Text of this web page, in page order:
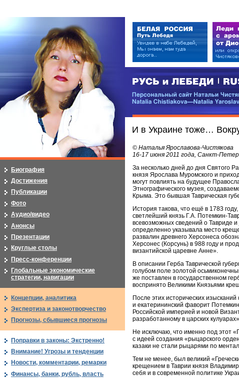
РУСЬ и ЛЕБЕДИ | RUSI — LEBEDI
Персональный сайт Натальи
И в Украине тоже…
© Наталья Ярославова-Чистякова
16-17 июня 2011 года, Санкт-
За несколько дней до дня Святого
князя Ярослава Муромского и
могут повлиять на будущее
Этнографического музея,
Крыма. Это бывшая Таврическая
История такова, что ещё в 1783
светлейший князь Г.А. Потемкин-
всевозможных сведений о Тавриде
определенно указывала место
развалин древнего Херсонеса
Херсонес (Корсунь) в 988 году и
византийской царевне Анне».
В описании Герба Таврической
голубом поле золотой
же поставлен в государственном
воспринято Великими Князьями
После этих исторических
и екатерининский фаворит
Российской империей и новой
разработанному в царских
Не исключаю, что именно под этот
с идеей создания «рыцарского
казаки не стали рыцарями по
Тем не менее, был великий
крещением в Таврии князя
себя и в современной политике
Биография
Достижения
Публикации
Фото
Аудио/видео
Анонсы
Презентации
Круглые столы
Пресс-конференции
Глобальные экономические
стратегии, навигации
Концепции, аналитика
Экспертиза и законотворчество
Прогнозы, сбывшиеся прогнозы
Поправки в законы: Экстренно!
Внимание! Угрозы и тенденции
Новости, комментарии, ремарки
Финансы, банки, рубль, власть